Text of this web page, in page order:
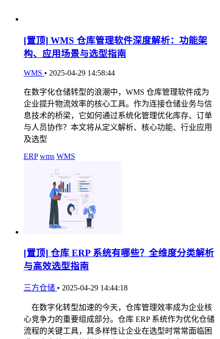
[置顶] WMS 仓库管理软件深度解析：功能架
构、应用场景与选型指南
WMS • 2025-04-29 14:58:44
在数字化仓储转型的浪潮中，WMS 仓库管理软件成为
企业提升物流效率的核心工具。作为连接仓储业务与信
息技术的桥梁，它如何通过系统化管理优化库存、订单
与人员协作？本文将从定义解析、核心功能、行业应用
及选型
ERP wms WMS
[置顶] 仓库 ERP 系统有哪些？全维度分类解析
与高效选型指南
三方仓储 • 2025-04-29 14:44:18
在数字化转型加速的今天，仓库管理效率成为企业核
心竞争力的重要组成部分。仓库 ERP 系统作为优化仓储
流程的关键工具，其多样性让企业在选型时常常面临困